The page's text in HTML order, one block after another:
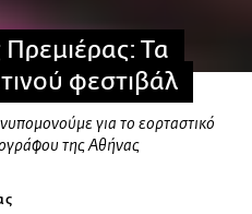
Τα
φεστιβάλ
για το εορταστικό
της Αθήνας